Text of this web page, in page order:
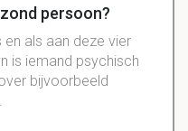
persoon?
als aan deze vier
is iemand psychisch
bijvoorbeeld